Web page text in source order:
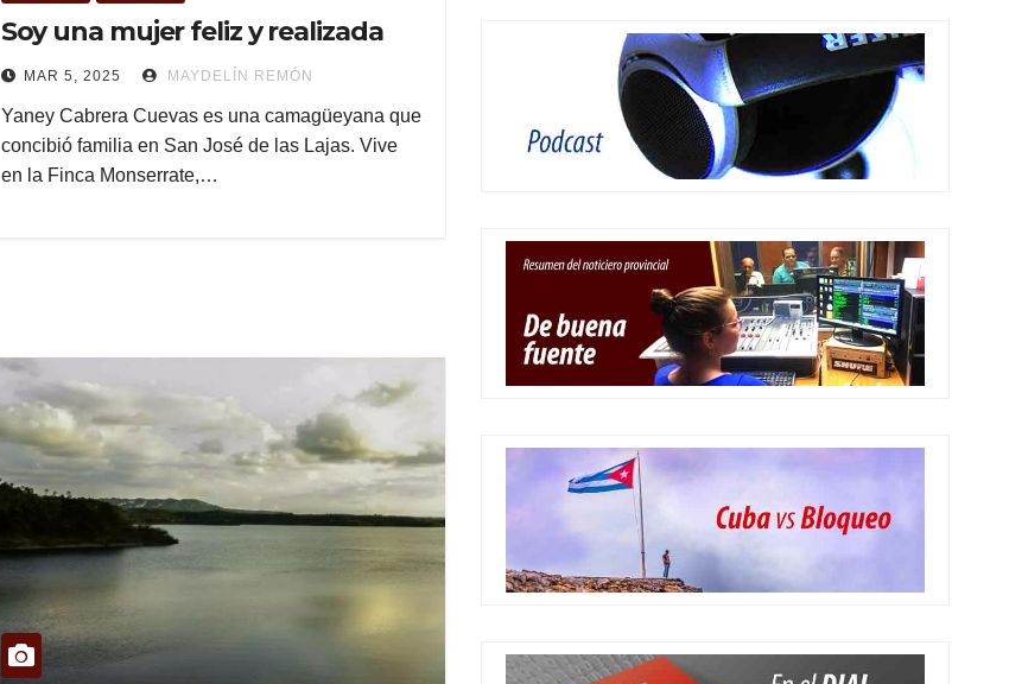
Soy una mujer feliz y realizada
MAR 5, 2025 MAYDELÍN REMÓN
Yaney Cabrera Cuevas es una camagüeyana que
concibió familia en San José de las Lajas. Vive
en la Finca Monserrate,…